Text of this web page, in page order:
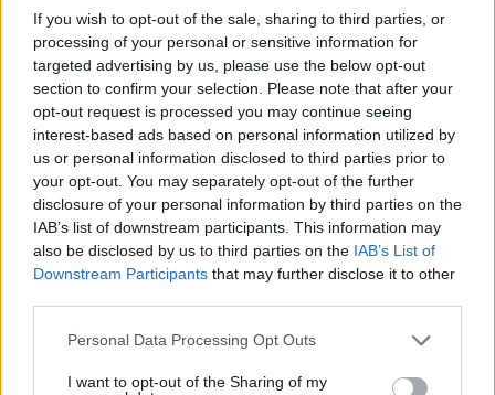
If you wish to opt-out of the sale, sharing to third parties, or
processing of your personal or sensitive information for
targeted advertising by us, please use the below opt-out
section to confirm your selection. Please note that after your
opt-out request is processed you may continue seeing
interest-based ads based on personal information utilized by
us or personal information disclosed to third parties prior to
your opt-out. You may separately opt-out of the further
disclosure of your personal information by third parties on the
IAB’s list of downstream participants. This information may
also be disclosed by us to third parties on the IAB’s List of
Downstream Participants that may further disclose it to other
Please note that this website/app uses one or more Google
not limited to your visit or usage behaviour. You may click to
Personal Data Processing Opt Outs
I want to opt-out of the Sharing of my
Χοκ ακολούθησε πιστά τα χνάρια των γονιών της και
φιλοδοξεί στα επόμενα χρόνια να φτάσει το επίπεδο
της φήμης και της υποκριτικής τους δεινότητας